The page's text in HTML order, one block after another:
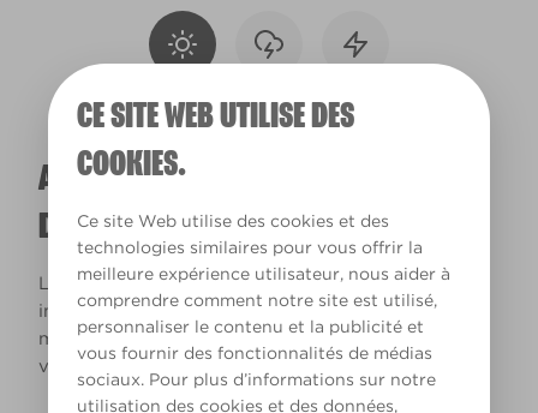
CE SITE WEB UTILISE DES
COOKIES.
Ce site Web utilise des cookies et des
technologies similaires pour vous offrir la
meilleure expérience utilisateur, nous aider à
comprendre comment notre site est utilisé,
personnaliser le contenu et la publicité et
vous fournir des fonctionnalités de médias
sociaux. Pour plus d’informations sur notre
utilisation des cookies et des données,
A QUOI RESSEMBLERA CETTE COULEUR
DANS VOTRE MAISON ?
La lumière naturelle et l’éclairage jouent un rôle
important sur le rendu des couleurs dans votre
maison. Utilisez cet outil pour voir le rendu de
votre couleur en fonction de la lumière.